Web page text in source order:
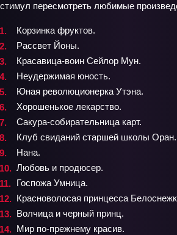
стимул пересмотреть любимые
Корзинка фруктов.
Рассвет Йоны.
Красавица-воин Сейлор Мун.
Неудержимая юность.
Юная революционерка Утэна.
Хорошенькое лекарство.
Сакура-собирательница карт.
Клуб свиданий старшей школы Оран.
Нана.
Любовь и продюсер.
Госпожа Умница.
Красноволосая принцесса
Волчица и черный принц.
Мир по-прежнему красив.